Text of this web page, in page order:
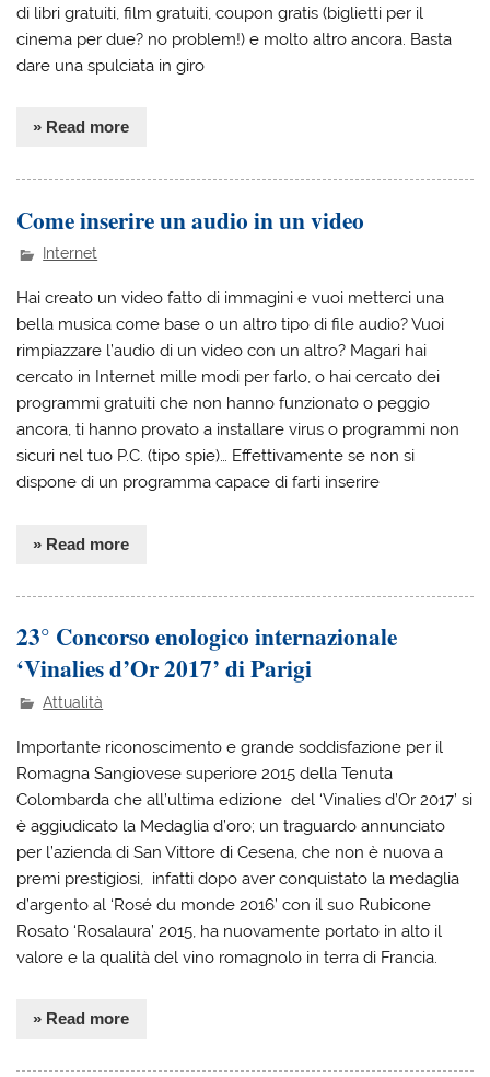
di libri gratuiti, film gratuiti, coupon gratis (biglietti per il
cinema per due? no problem!) e molto altro ancora. Basta
dare una spulciata in giro
» Read more
Come inserire un audio in un video
Internet
Hai creato un video fatto di immagini e vuoi metterci una
bella musica come base o un altro tipo di file audio? Vuoi
rimpiazzare l’audio di un video con un altro? Magari hai
cercato in Internet mille modi per farlo, o hai cercato dei
programmi gratuiti che non hanno funzionato o peggio
ancora, ti hanno provato a installare virus o programmi non
sicuri nel tuo P.C. (tipo spie)… Effettivamente se non si
dispone di un programma capace di farti inserire
» Read more
23° Concorso enologico internazionale
‘Vinalies d’Or 2017’ di Parigi
Attualità
Importante riconoscimento e grande soddisfazione per il
Romagna Sangiovese superiore 2015 della Tenuta
Colombarda che all’ultima edizione del ‘Vinalies d’Or 2017’ si
è aggiudicato la Medaglia d’oro; un traguardo annunciato
per l’azienda di San Vittore di Cesena, che non è nuova a
premi prestigiosi, infatti dopo aver conquistato la medaglia
d’argento al ‘Rosé du monde 2016’ con il suo Rubicone
Rosato ‘Rosalaura’ 2015, ha nuovamente portato in alto il
valore e la qualità del vino romagnolo in terra di Francia.
» Read more